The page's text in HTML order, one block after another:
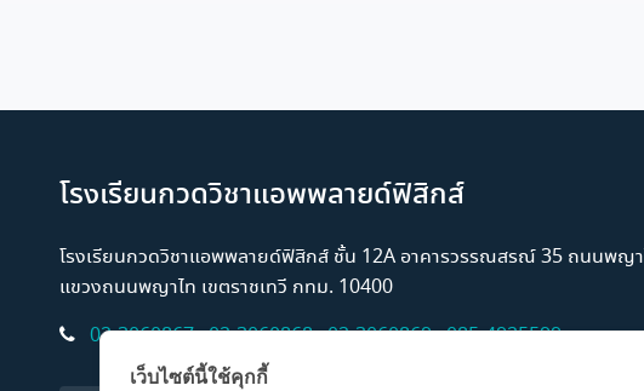
โรงเรียนกวดวิชาแอพพลายด์ฟิสิกส์
โรงเรียนกวดวิชาแอพพลายด์ฟิสิกส์ ชั้น 12A อาคารวรรณสรณ์ 35 ถนนพญา
แขวงถนนพญาไท เขตราชเทวี กทม. 10400
02-3060867,02-3060868,02-3060869,085-4925599
เว็บไซต์นี้ใช้คุกกี้